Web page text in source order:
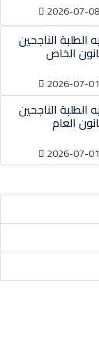
2026-07-08
الناجحين
الخاص
2026-07-01
الناجحين
العام
2026-07-01